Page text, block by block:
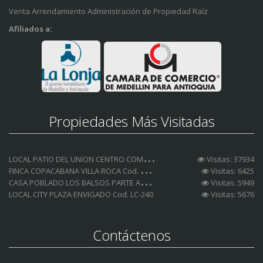
Venta Arrendamiento Administración de Propiedad Raíz
Afiliados a:
Propiedades Más Visitadas
L
OCAL PATIO DEL UNION CENTRO COMERCIAL Cod. LCA-185 Visitas: 37934
F
INCA COPACABANA VILLA ROCA Cod. FC-153 Visitas: 6425
C
ASA POBLADO LOS BALSOS PARTE ALTA Cod. CA-232
Visitas: 5949
LOCAL CITY PLAZA ENVIGADO Cod. LC-240
Visitas: 5676
Contáctenos